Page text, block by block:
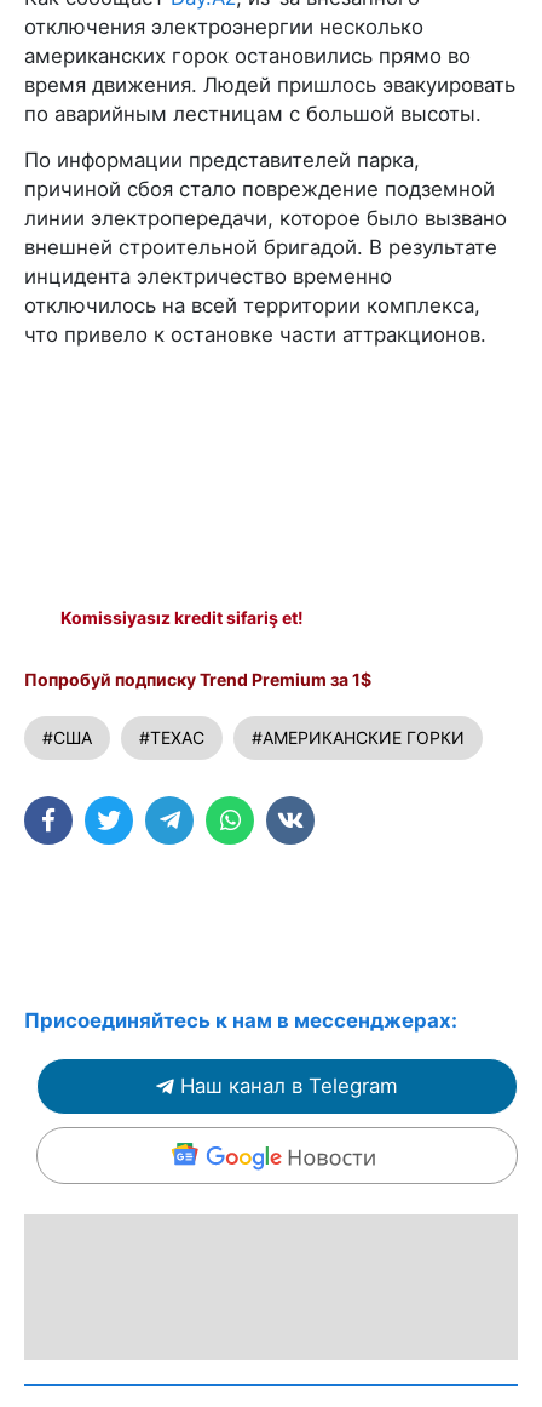
отключения электроэнергии несколько
американских горок остановились прямо во
время движения. Людей пришлось эвакуировать
по аварийным лестницам с большой высоты.
По информации представителей парка,
причиной сбоя стало повреждение подземной
линии электропередачи, которое было вызвано
внешней строительной бригадой. В результате
инцидента электричество временно
отключилось на всей территории комплекса,
что привело к остановке части аттракционов.
Komissiyasız kredit sifariş et!
Попробуй подписку Trend Premium за 1$
#США #ТЕХАС #АМЕРИКАНСКИЕ ГОРКИ
Присоединяйтесь к нам в мессенджерах:
Наш канал в Telegram